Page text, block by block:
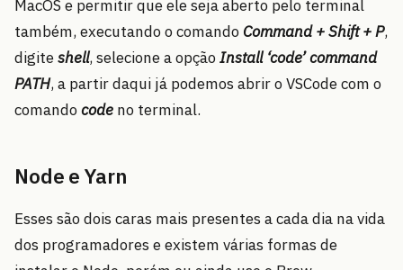
MacOS e permitir que ele seja aberto pelo terminal
também, executando o comando Command + Shift + P,
digiteshell, selecione a opçãoInstall ‘code’ command
PATH, a partir daqui já podemos abrir o VSCode com o
comandocode no terminal.
Node e Yarn
Esses são dois caras mais presentes a cada dia na vida
dos programadores e existem várias formas de